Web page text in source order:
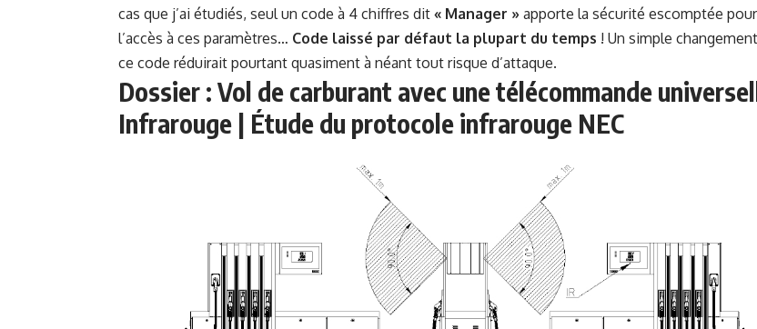
cas que j’ai étudiés, seul un code à 4 chiffres dit « Manager » apporte la sécurité escomptée pour
l’accès à ces paramètres… Code laissé par défaut la plupart du temps ! Un simple
ce code réduirait pourtant quasiment à néant tout risque d’attaque.
Dossier : Vol de carburant avec une télécommande
Infrarouge | Étude du protocole infrarouge NEC